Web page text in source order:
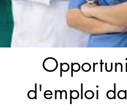
d'emploi